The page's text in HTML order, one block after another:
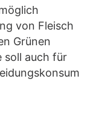
von Fleisch
Grünen
soll auch für